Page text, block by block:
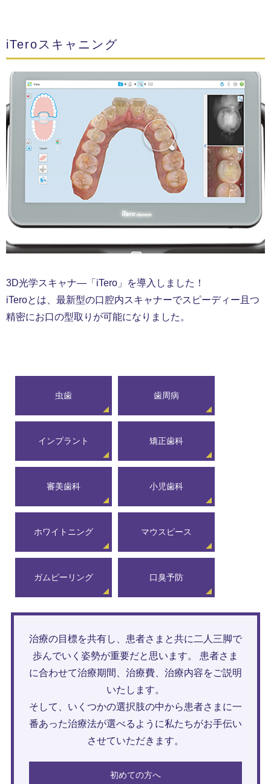
iTeroスキャニング
3D光学スキャナ―「iTero」を導入しました！
iTeroとは、最新型の口腔内スキャナーでスピーディー且つ
精密にお口の型取りが可能になりました。
虫歯 歯周病
インプラント 矯正歯科
審美歯科 小児歯科
ホワイトニング マウスピース
ガムピーリング 口臭予防
治療の目標を共有し、患者さまと共に二人三脚で
歩んでいく姿勢が重要だと思います。 患者さま
に合わせて治療期間、治療費、治療内容をご説明
いたします。
そして、いくつかの選択肢の中から患者さまに一
番あった治療法が選べるように私たちがお手伝い
させていただきます。
初めての方へ